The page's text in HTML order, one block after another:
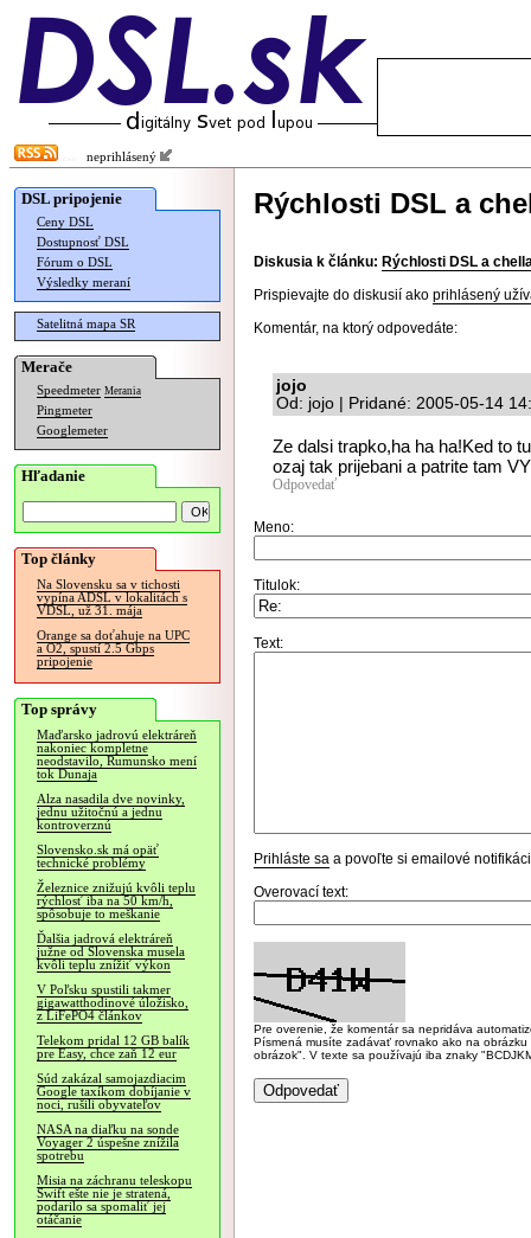
neprihlásený
DSL pripojenie
Ceny DSL
Dostupnosť DSL
Fórum o DSL
Výsledky meraní
Satelitná mapa SR
Merače
Speedmeter Merania
Pingmeter
Googlemeter
Hľadanie
Top články
Na Slovensku sa v tichosti
vypína ADSL v lokalitách s
VDSL, už 31. mája
Orange sa doťahuje na UPC
a O2, spustí 2.5 Gbps
pripojenie
Top správy
Maďarsko jadrovú elektráreň
nakoniec kompletne
neodstavilo, Rumunsko mení
tok Dunaja
Alza nasadila dve novinky,
jednu užitočnú a jednu
kontroverznú
Slovensko.sk má opäť
technické problémy
Železnice znižujú kvôli teplu
rýchlosť iba na 50 km/h,
spôsobuje to meškanie
Ďalšia jadrová elektráreň
južne od Slovenska musela
kvôli teplu znížiť výkon
V Poľsku spustili takmer
gigawatthodinové úložisko,
z LiFePO4 článkov
Telekom pridal 12 GB balík
pre Easy, chce zaň 12 eur
Súd zakázal samojazdiacim
Google taxíkom dobíjanie v
noci, rušili obyvateľov
NASA na diaľku na sonde
Voyager 2 úspešne znížila
spotrebu
Misia na záchranu teleskopu
Swift ešte nie je stratená,
podarilo sa spomaliť jej
otáčanie
Rýchlosti DSL a
Diskusia k článku: Rýchlosti DSL a
Prispievajte do diskusií ako prihlásený
Komentár, na ktorý odpovedáte:
jojo
Od: jojo | Pridané: 2005-05-14
Ze dalsi trapko,ha ha ha!Ked to
ozaj tak prijebani a patrite tam
Odpovedať
Meno:
Titulok:
Text:
Prihláste sa a povoľte si emailové
Overovací text:
Pre overenie, že komentár sa nepridáva
Písmená musíte zadávať rovnako ako na
obrázok". V texte sa používajú iba znaky